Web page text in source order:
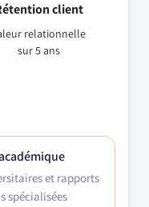
client
relationnelle
sur 5 ans
et rapports
spécialisées